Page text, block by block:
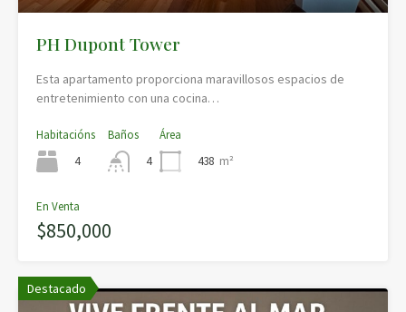
PH Dupont Tower
Esta apartamento proporciona maravillosos espacios de
entretenimiento con una cocina…
Habitacións
4
Baños
4
Área
438 m²
En Venta
$850,000
Destacado